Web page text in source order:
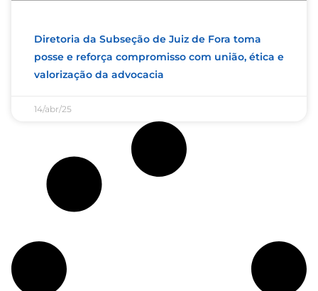
Diretoria da Subseção de Juiz de Fora toma
posse e reforça compromisso com união, ética e
valorização da advocacia
14/abr/25